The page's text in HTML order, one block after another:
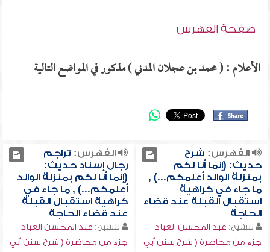
صفحة الفهرس
الأعلام : ( محمد بن عجلان المدني ) مذكور في المواضع التالية
الفهرس: شرح
حديث: (إنما أنا لكم
بمنزلة الوالد أعلمكم...) ,
ما جاء في كراهية
استقبال القبلة عند قضاء
الحاجة
للشيخ: عبد المحسن العباد
جزء من محاضرة ( شرح سنن أبي
الفهرس: تراجم
رجال إسناد حديث:
(إنما أنا لكم بمنزلة الوالد
أعلمكم...) , ما جاء في
كراهية استقبال القبلة
عند قضاء الحاجة
للشيخ: عبد المحسن العباد
جزء من محاضرة ( شرح سنن أبي